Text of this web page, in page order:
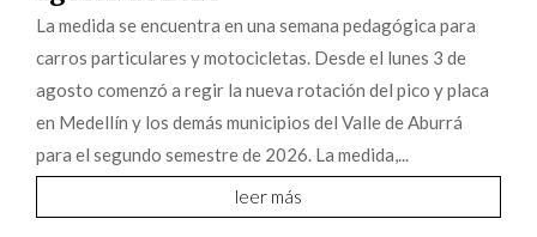
La medida se encuentra en una semana pedagógica para
carros particulares y motocicletas. Desde el lunes 3 de
agosto comenzó a regir la nueva rotación del pico y placa
en Medellín y los demás municipios del Valle de Aburrá
para el segundo semestre de 2026. La medida,...
leer más